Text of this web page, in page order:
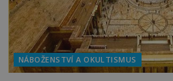
NÁBOŽENSTVÍ A OKULTISMUS